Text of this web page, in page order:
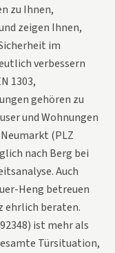
zu Ihnen,
zeigen Ihnen,
im
verbessern
1303,
gehören zu
und Wohnungen
(PLZ
nach Berg bei
Auch
Heng betreuen
ehrlich beraten.
ist mehr als
Türsituation,